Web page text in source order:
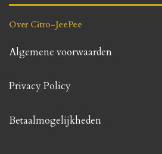
Over Citro-JeePee
Algemene voorwaarden
Privacy Policy
Betaalmogelijkheden